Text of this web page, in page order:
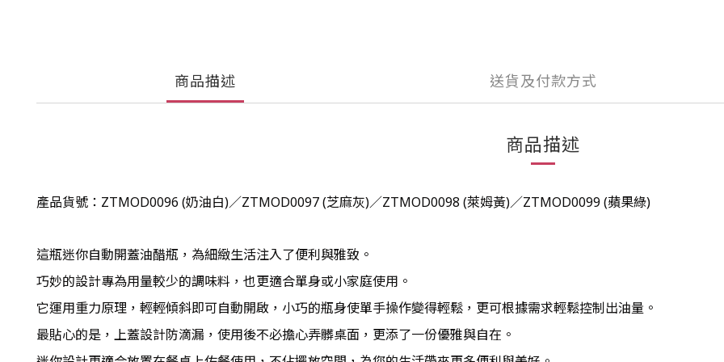
商品描述 送貨及付款方式
商品描述
產品貨號：ZTMOD0096 (奶油白)／ZTMOD0097(芝麻灰)／ZTMOD0098 (萊姆黃)／ZTMOD0099 (蘋果綠)
這瓶迷你自動開蓋油醋瓶，為細緻生活注入了便利與雅致。
巧妙的設計專為用量較少的調味料，也更適合單身或小家庭使用。
它運用重力原理，輕輕傾斜即可自動開啟，小巧的瓶身使單手操作變得輕鬆，更可根據需求輕鬆控制出油量。
最貼心的是，上蓋設計防滴漏，使用後不必擔心弄髒桌面，更添了一份優雅與自在。